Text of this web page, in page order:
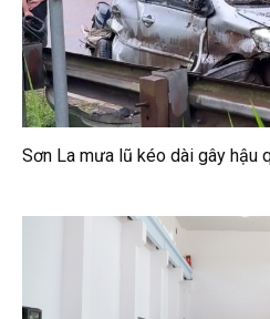
Sơn La mưa lũ kéo dài gây hậu